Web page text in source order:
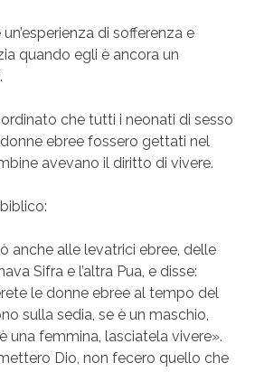
di sofferenza e
quando egli è ancora un
ordinato che tutti i neonati di sesso
ebree fossero gettati nel
avevano il diritto di vivere.
anche alle levatrici ebree, delle
Sifra e l’altra Pua, e disse:
le donne ebree al tempo del
sulla sedia, se è un maschio,
una femmina, lasciatela vivere».
Dio, non fecero quello che